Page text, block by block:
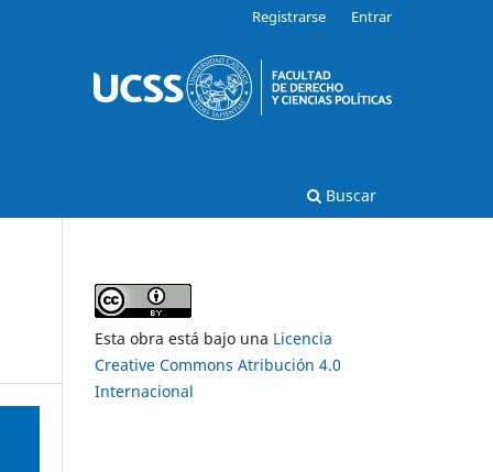
Buscar
Registrarse Entrar
Esta obra está bajo una Licencia
Creative Commons Atribución 4.0
Internacional